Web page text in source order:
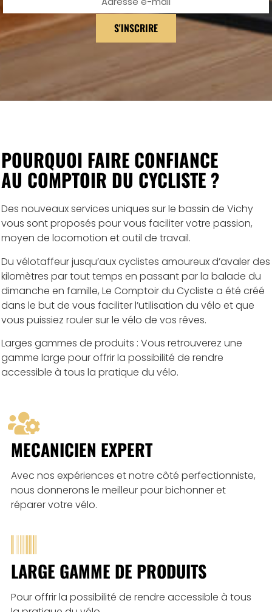
S'INSCRIRE
Alternative:
POURQUOI FAIRE CONFIANCE
AU COMPTOIR DU CYCLISTE ?
Des nouveaux services uniques sur le bassin de Vichy
vous sont proposés pour vous faciliter votre passion,
moyen de locomotion et outil de travail.
Du vélotaffeur jusqu’aux cyclistes amoureux d’avaler des
kilomètres par tout temps en passant par la balade du
dimanche en famille, Le Comptoir du Cycliste a été créé
dans le but de vous faciliter l’utilisation du vélo et que
vous puissiez rouler sur le vélo de vos rêves.
Larges gammes de produits : Vous retrouverez une
gamme large pour offrir la possibilité de rendre
accessible à tous la pratique du vélo.
MECANICIEN EXPERT
Avec nos expériences et notre côté perfectionniste,
nous donnerons le meilleur pour bichonner et
réparer votre vélo.
LARGE GAMME DE PRODUITS
Pour offrir la possibilité de rendre accessible à tous